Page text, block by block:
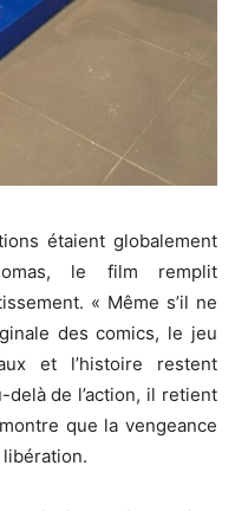
étaient globalement
le film remplit
« Même s’il ne
des comics, le jeu
et l’histoire restent
de l’action, il retient
que la vengeance